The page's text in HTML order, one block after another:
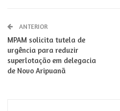
ANTERIOR
MPAM solicita tutela de
urgência para reduzir
superlotação em delegacia
de Novo Aripuanã